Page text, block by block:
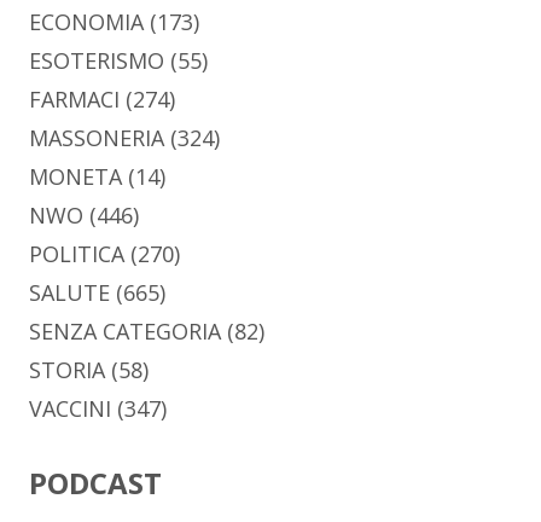
ECONOMIA(173)
ESOTERISMO (55)
FARMACI (274)
MASSONERIA(324)
MONETA(14)
NWO (446)
POLITICA(270)
SALUTE (665)
SENZA CATEGORIA(82)
STORIA(58)
VACCINI (347)
PODCAST